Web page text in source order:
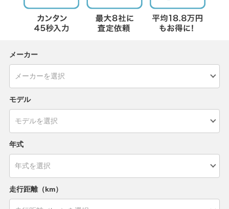
メーカー
モデル
年式
走行距離（km）